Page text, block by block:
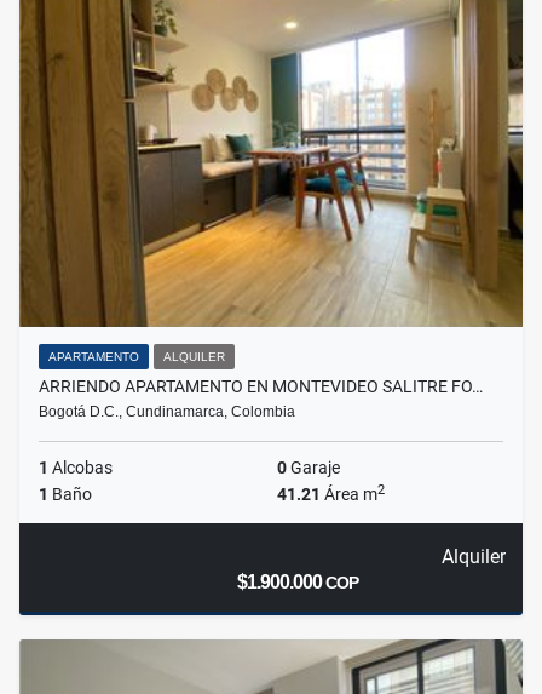
APARTAMENTO ALQUILER
ARRIENDO APARTAMENTO EN MONTEVIDEO SALITRE FO…
Bogotá D.C., Cundinamarca, Colombia
1 Alcobas 0Garaje
1 Baño 41.21 Área m2
Alquiler
$1.900.000COP